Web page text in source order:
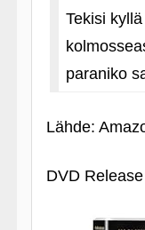
Tekisi
paraniko
Lähde:
DVD